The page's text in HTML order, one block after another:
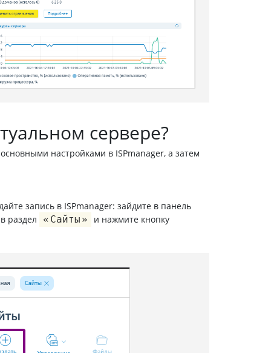
сервере?
настройками в ISPmanager, а затем
запись в ISPmanager: зайдите в панель
раздел
Сайты и нажмите кнопку